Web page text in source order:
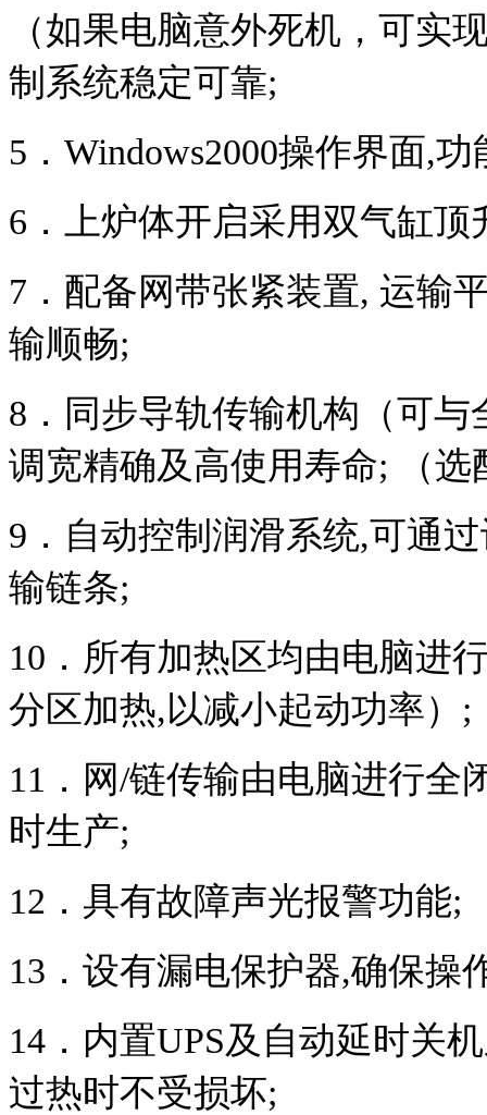
（如果电脑意外死机，可实
制系统稳定可靠;
5 ． Windows2000操作界面,功
6 ．上炉体开启采用双气缸顶
7 ．配备网带张紧装置, 运输
输顺畅;
8 ．同步导轨传输机构（可
调宽精确及高使用寿命;
（
9 ．自动控制润滑系统,可通
输链条;
10 ．所有加热区均由电脑进
分区加热,以减小起动功率） ;
11 ．网/链传输由电脑进行全
时生产;
12 ．具有故障声光报警功能;
13 ．设有漏电保护器,确保操
14 ．内置UPS及自动延时关
过热时不受损坏;